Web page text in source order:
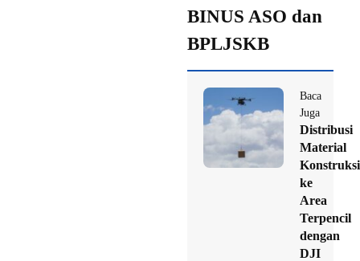
BINUS ASO dan
BPLJSKB
Baca
Juga
Distribusi
Material
Konstruksi
ke
Area
Terpencil
dengan
DJI